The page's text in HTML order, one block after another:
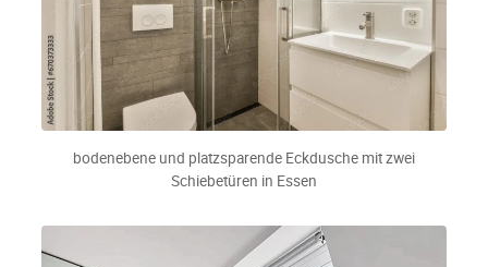
bodenebene und platzsparende Eckdusche mit zwei
Schiebetüren in Essen